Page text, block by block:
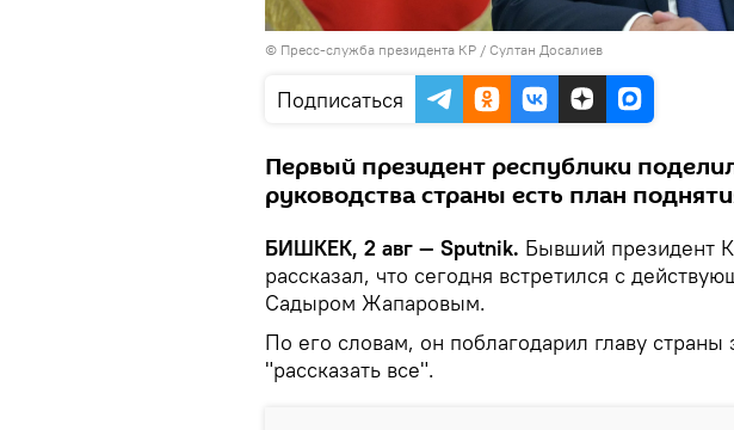
© Пресс-служба президента КР / Султан Досалиев
Подписаться
Первый президент республики
руководства страны есть план
БИШКЕК, 2 авг — Sputnik. Бывший президент
рассказал, что сегодня встретился с
Садыром Жапаровым.
По его словам, он поблагодарил главу страны
"рассказать все".